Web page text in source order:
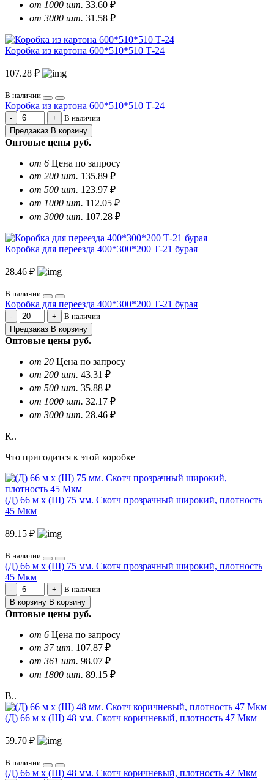
от 1000 шт. 33.60 ₽
от 3000 шт. 31.58 ₽
Коробка из картона 600*510*510 Т-24
107.28 ₽
В наличии
Коробка из картона 600*510*510 Т-24
В наличии
Предзаказ В корзину
Оптовые цены руб.
от 6 Цена по запросу
от 200 шт. 135.89 ₽
от 500 шт. 123.97 ₽
от 1000 шт. 112.05 ₽
от 3000 шт. 107.28 ₽
Коробка для переезда 400*300*200 Т-21 бурая
28.46 ₽
В наличии
Коробка для переезда 400*300*200 Т-21 бурая
В наличии
Предзаказ В корзину
Оптовые цены руб.
от 20 Цена по запросу
от 200 шт. 43.31 ₽
от 500 шт. 35.88 ₽
от 1000 шт. 32.17 ₽
от 3000 шт. 28.46 ₽
К..
Что пригодится к этой коробке
(Д) 66 м х (Ш) 75 мм. Скотч прозрачный широкий, плотность
45 Мкм
89.15 ₽
В наличии
(Д) 66 м х (Ш) 75 мм. Скотч прозрачный широкий, плотность
45 Мкм
В наличии
В корзину В корзину
Оптовые цены руб.
от 6 Цена по запросу
от 37 шт. 107.87 ₽
от 361 шт. 98.07 ₽
от 1800 шт. 89.15 ₽
В..
(Д) 66 м х (Ш) 48 мм. Скотч коричневый, плотность 47 Мкм
59.70 ₽
В наличии
(Д) 66 м х (Ш) 48 мм. Скотч коричневый, плотность 47 Мкм